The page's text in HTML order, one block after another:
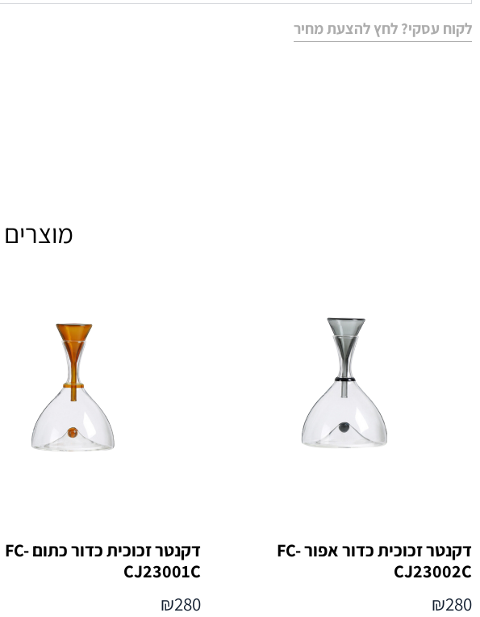
לקוח עסקי? לחץ להצעת מחיר
דקנטר זכוכית כדור אפור FC-
CJ23002C
₪280
דקנטר זכוכית כדור כתום FC-
CJ23001C
₪280